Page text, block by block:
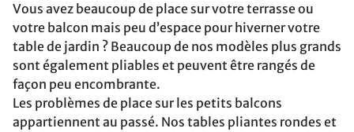
Vous avez beaucoup de place sur votre terrasse ou
votre balcon mais peu d’espace pour hiverner votre
table de jardin ? Beaucoup de nos modèles plus grands
sont également pliables et peuvent être rangés de
façon peu encombrante.
Les problèmes de place sur les petits balcons
appartiennent au passé. Nos tables pliantes rondes et